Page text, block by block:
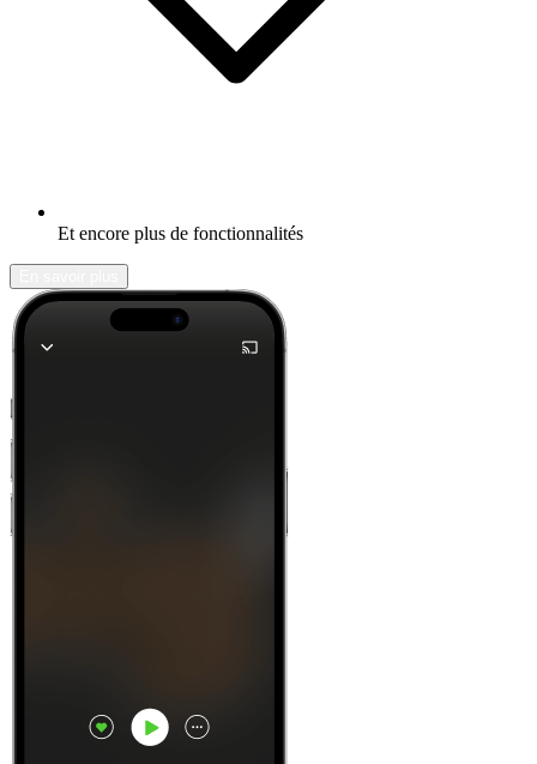
Et encore plus de fonctionnalités